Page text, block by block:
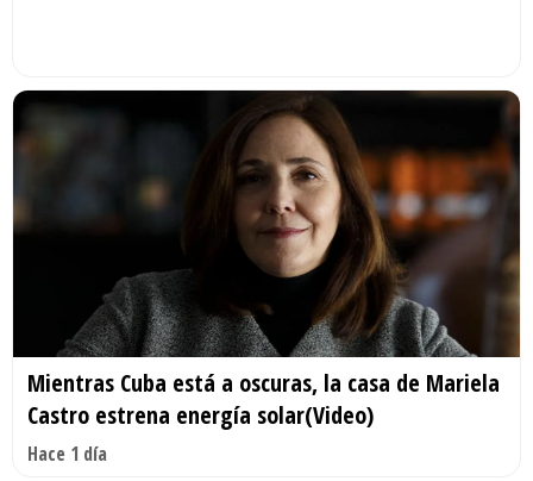
Mientras Cuba está a oscuras, la casa de Mariela
Castro estrena energía solar(Video)
Hace 1 día